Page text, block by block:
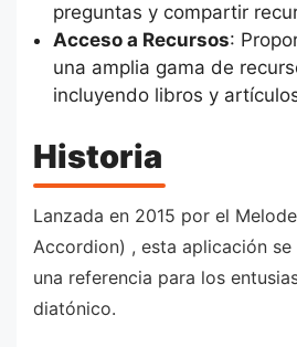
preguntas y compartir
Acceso a Recursos:
una amplia gama de
incluyendo libros y
Historia
Lanzada en 2015 por el
Accordion) , esta aplicación
una referencia para los
diatónico.